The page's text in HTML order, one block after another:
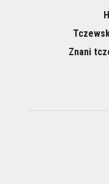
Znani